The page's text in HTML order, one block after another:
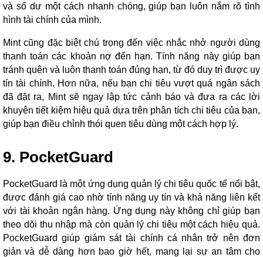
và số dư một cách nhanh chóng, giúp bạn luôn nắm rõ tình
hình tài chính của mình.
Mint cũng đặc biệt chú trọng đến việc nhắc nhở người dùng
thanh toán các khoản nợ đến hạn. Tính năng này giúp bạn
tránh quên và luôn thanh toán đúng hạn, từ đó duy trì được uy
tín tài chính. Hơn nữa, nếu bạn chi tiêu vượt quá ngân sách
đã đặt ra, Mint sẽ ngay lập tức cảnh báo và đưa ra các lời
khuyên tiết kiệm hiệu quả dựa trên phân tích chi tiêu của bạn,
giúp bạn điều chỉnh thói quen tiêu dùng một cách hợp lý.
9. PocketGuard
PocketGuard là một ứng dụng quản lý chi tiêu quốc tế nổi bật,
được đánh giá cao nhờ tính năng uy tín và khả năng liên kết
với tài khoản ngân hàng. Ứng dụng này không chỉ giúp bạn
theo dõi thu nhập mà còn quản lý chi tiêu một cách hiệu quả.
PocketGuard giúp giám sát tài chính cá nhân trở nên đơn
giản và dễ dàng hơn bao giờ hết, mang lại sự an tâm cho